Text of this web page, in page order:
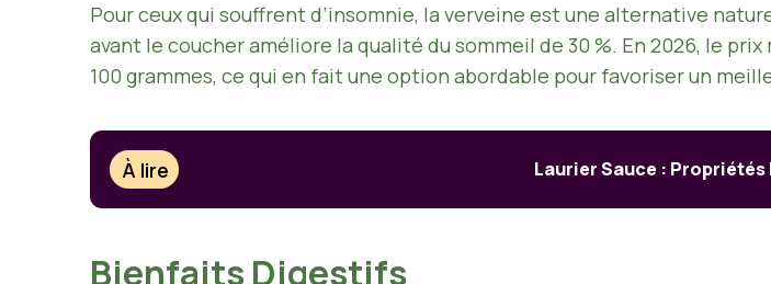
Pour ceux qui souffrent d’insomnie, la verveine est une alternative
avant le coucher améliore la qualité du sommeil de 30 %. En 2026, le
100 grammes, ce qui en fait une option abordable pour favoriser un
À lire Laurier Sauce :
Bienfaits Digestifs